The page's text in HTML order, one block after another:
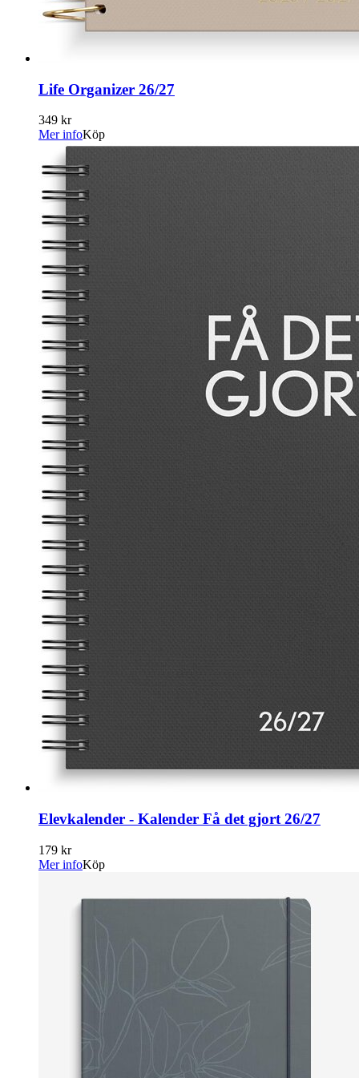
Life Organizer 26/27
349 kr
Mer infoKöp
Elevkalender - Kalender Få det gjort 26/27
179 kr
Mer infoKöp